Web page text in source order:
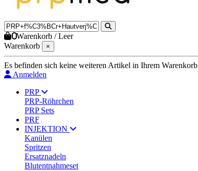
0Warenkorb /Leer
Warenkorb
×
Es befinden sich keine weiteren Artikel in Ihrem Warenkorb
Anmelden
PRP
PRP-Röhrchen
PRP Sets
PRF
INJEKTION
Kanülen
Spritzen
Ersatznadeln
Blutentnahmeset